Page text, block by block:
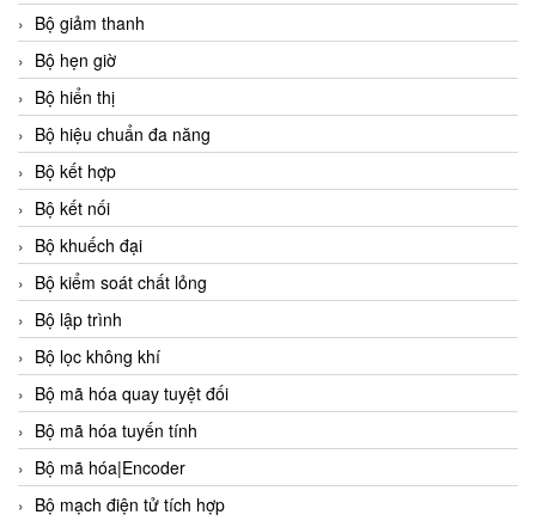
Bộ giảm thanh
Bộ hẹn giờ
Bộ hiển thị
Bộ hiệu chuẩn đa năng
Bộ kết hợp
Bộ kết nối
Bộ khuếch đại
Bộ kiểm soát chất lỏng
Bộ lập trình
Bộ lọc không khí
Bộ mã hóa quay tuyệt đối
Bộ mã hóa tuyến tính
Bộ mã hóa|Encoder
Bộ mạch điện tử tích hợp